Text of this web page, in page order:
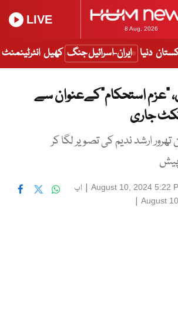
8 Aug, 2026
LIVE
دنیا ایران-اسرائیل جنگ کھیل انٹرٹینمنٹ
”عزم استحکام“کےعنوان سے
جاری
ارشد ندیم کی تصویر لگا کر
پیش
August 10, 2024 5:22
| اپ
August
|